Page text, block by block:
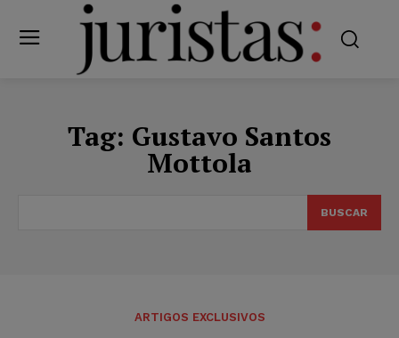
Tag: Gustavo Santos
Mottola
BUSCAR
ARTIGOS EXCLUSIVOS